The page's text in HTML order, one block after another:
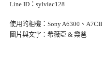
Line ID：sylviac128
使用的相機：Sony A6300、A7CII
圖片與文字：希薇亞 & 樂爸